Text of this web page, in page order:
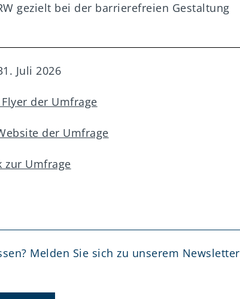
gezielt bei der barrierefreien Gestaltung
Juli 2026
der Umfrage
der Umfrage
zur Umfrage
Melden Sie sich zu unserem Newsletter